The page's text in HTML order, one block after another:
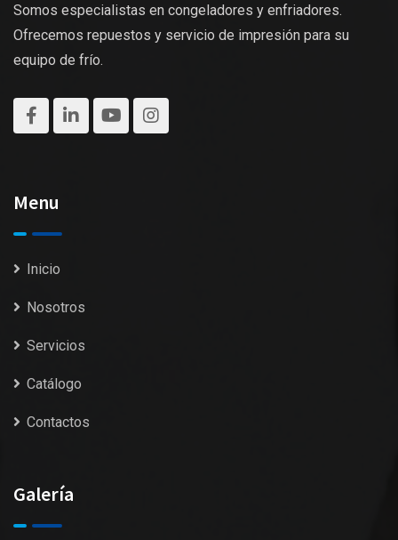
Somos especialistas en congeladores y enfriadores.
Ofrecemos repuestos y servicio de impresión para su
equipo de frío.
Menu
Inicio
Nosotros
Servicios
Catálogo
Contactos
Galería